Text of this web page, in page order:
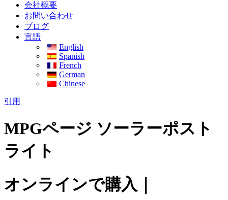
会社概要
お問い合わせ
ブログ
言語
English
Spanish
French
German
Chinese
引用
MPGページ ソーラーポスト
ライト
オンラインで購入｜